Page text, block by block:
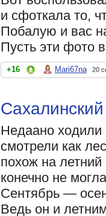
и сфоткала то,
Побалую и вас
Пусть эти фото
+16 Mari67na 20
Недаано
смотрели как
похож на
конечно не
Сентябрь —
Ведь он и